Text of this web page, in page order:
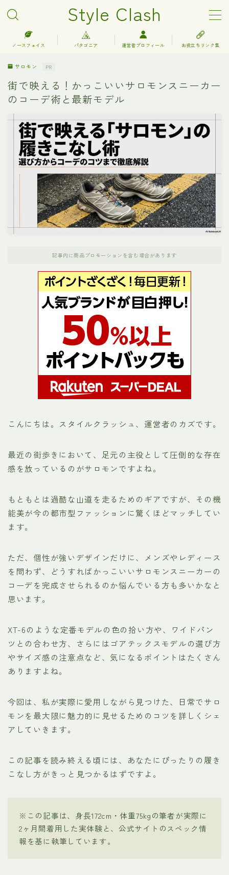
Style Clash
MENU
アークテリクス
エルエルビーン
キーン
グレゴリー
コロンビア
サロモン
パタゴニア
ホカオネオネ（HOKA）
ノースフェイス
ノースフェイス パタゴニア 運営者プロフィール お役立ちリンク集
サロモン PR
街で映える！かっこいいサロモンスニーカー
のコーデ術と最新モデル
記事内に商品プロモーションを含む場合があります
こんにちは。スタイルクラッシュ、運営者のカズです。
最近の街歩きにおいて、足元の主役として圧倒的な存在
感を放っているのがサロモンですよね。
もともとは過酷な山道を走るためのギアですが、その機
能美が今の都市型ファッションに驚くほどマッチしてい
ます。
ただ、個性が強いデザインだけに、メンズやレディース
を問わず、どうすればかっこいいサロモンスニーカーの
コーデを完成させられるのか悩んでいる方も多いかなと
思います。
XT-6のような定番モデルの色の拾い方や、ワイドパン
ツとの合わせ方、さらにはゴアテックスモデルの選び方
やサイズ感の注意点など、気になるポイントはたくさん
ありますよね。
今回は、私が実際に愛用しながら見つけた、日常でサロ
モンを最大限に魅力的に見せるためのコツを詳しくシェ
アしていきます。
この記事を読み終える頃には、あなたにぴったりの履き
こなし方がきっと見つかるはずですよ。
※この記事は、身長172cm・体重75kgの筆者が実際に
2ヶ月間着用した実体験と、公式サイトのスペック情
報を基に執筆しています。